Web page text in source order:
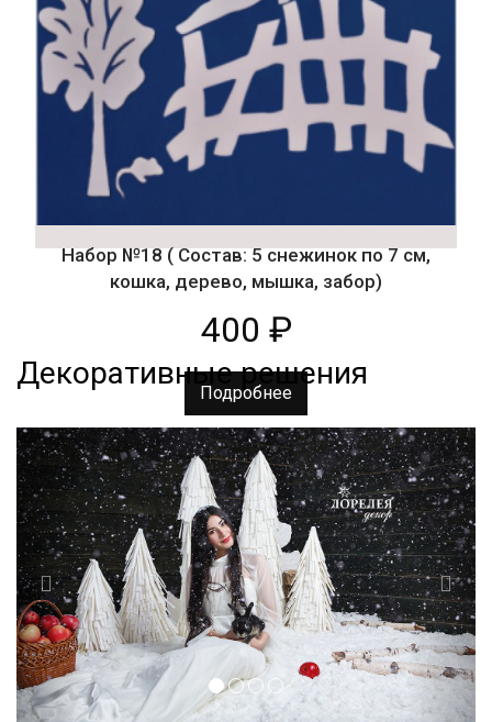
Набор №18 ( Состав: 5 снежинок по 7 см,
кошка, дерево, мышка, забор)
400 ₽
Подробнее
Декоративные решения